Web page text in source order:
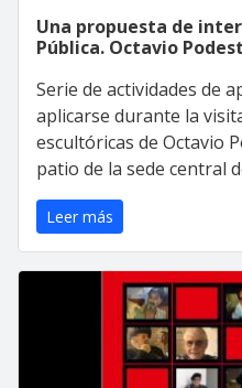
Una propuesta de
Pública. Octavio
Serie de actividades de
aplicarse durante la
escultóricas de Octavio
patio de la sede central
Leer más